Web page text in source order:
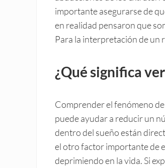
importante asegurarse de
en realidad pensaron que
Para la interpretación de un
¿Qué significa
Comprender el fenómeno
puede ayudar a reducir un
dentro del sueño están
el otro factor importante de
deprimiendo en la vida. Si